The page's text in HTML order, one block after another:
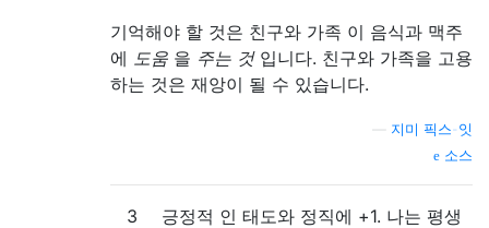
기억해야 할 것은 친구와 가족 이 음식과 맥주
에 도움 을 주는 것입니다. 친구와 가족을 고용
하는 것은 재앙이 될 수 있습니다.
지미 픽스-잇
소스
3
긍정적 인 태도와 정직에 +1. 나는 평생